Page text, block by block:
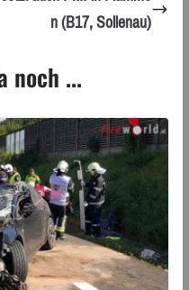
n (B17, Sollenau)
noch ...